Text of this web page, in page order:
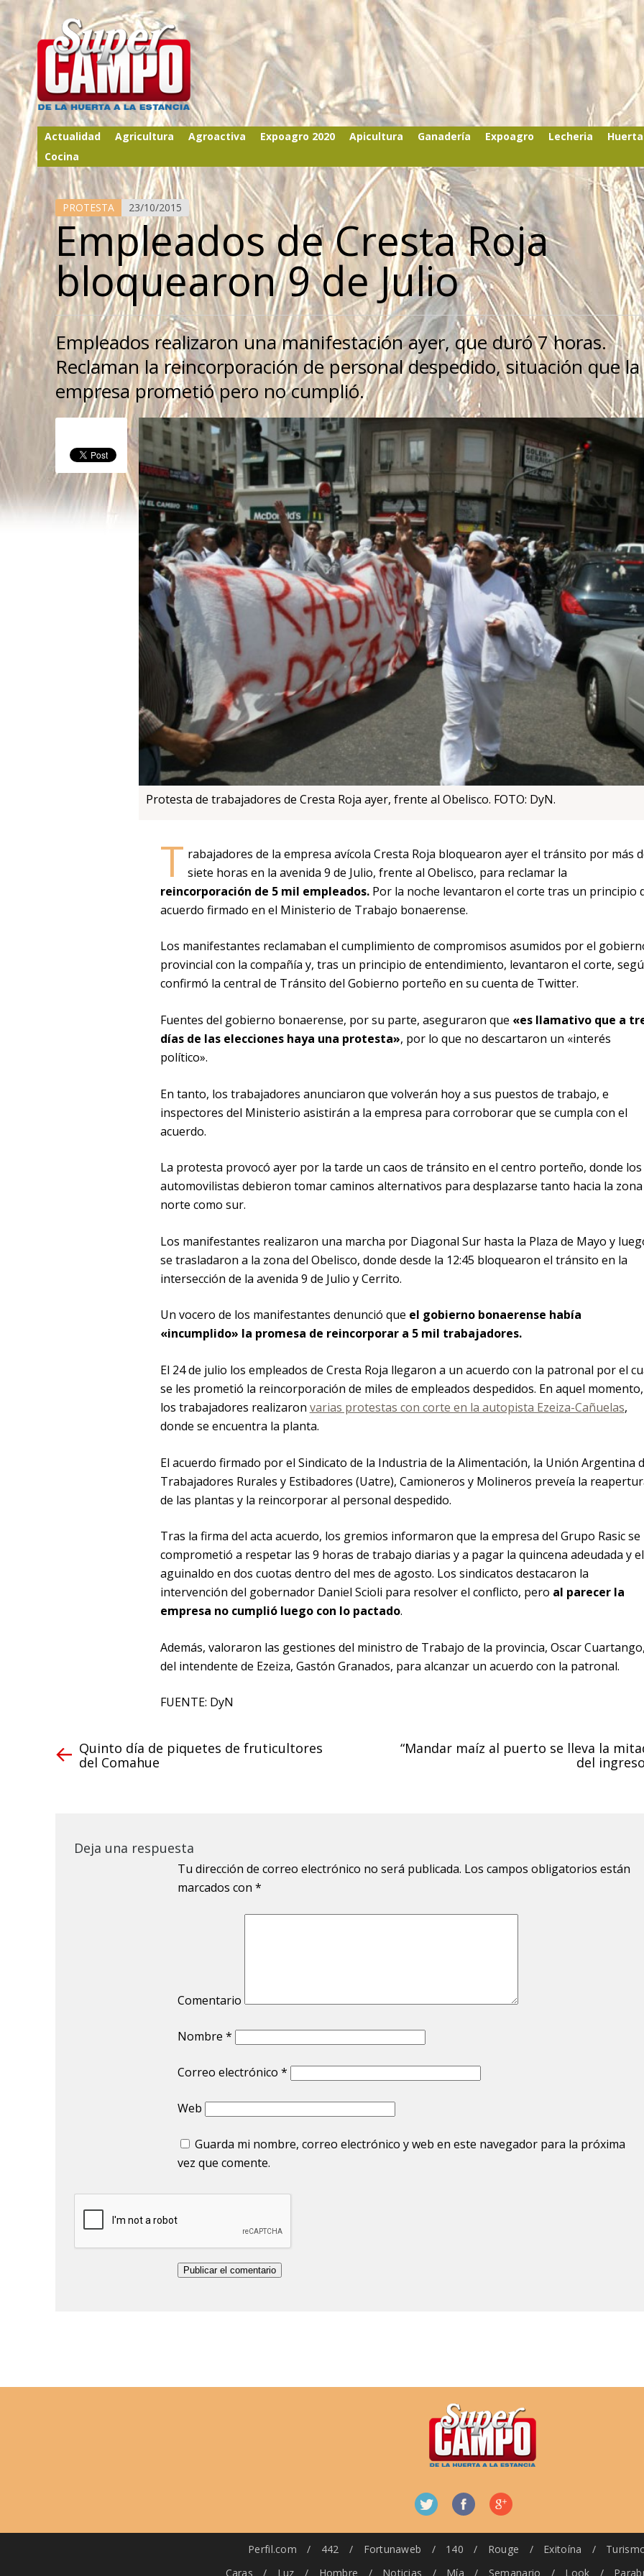
Actualidad Agricultura Agroactiva Expoagro 2020 Apicultura Ganadería Expoagro Lecheria
Cocina
PROTESTA 23/10/2015
Empleados de Cresta Roja
bloquearon 9 de Julio
Empleados realizaron una manifestación ayer, que duró 7 horas.
Reclaman la reincorporación de personal despedido, situación que la
empresa prometió pero no cumplió.
Protesta de trabajadores de Cresta Roja ayer, frente al Obelisco. FOTO: DyN.
T rabajadores de la empresa avícola Cresta Roja bloquearon ayer el tránsito por más
siete horas en la avenida 9 de Julio, frente al Obelisco, para reclamar la
reincorporación de 5 mil empleados.Por la noche levantaron el corte tras un principio
acuerdo firmado en el Ministerio de Trabajo bonaerense.
Los manifestantes reclamaban el cumplimiento de compromisos asumidos por el
provincial con la compañía y, tras un principio de entendimiento, levantaron el corte,
confirmó la central de Tránsito del Gobierno porteño en su cuenta de Twitter.
Fuentes del gobierno bonaerense, por su parte, aseguraron que «es llamativo que a
días de las elecciones haya una protesta», por lo que no descartaron un «interés
político».
En tanto, los trabajadores anunciaron que volverán hoy a sus puestos de trabajo, e
inspectores del Ministerio asistirán a la empresa para corroborar que se cumpla con el
acuerdo.
La protesta provocó ayer por la tarde un caos de tránsito en el centro porteño, donde los
automovilistas debieron tomar caminos alternativos para desplazarse tanto hacia la zona
norte como sur.
Los manifestantes realizaron una marcha por Diagonal Sur hasta la Plaza de Mayo y
se trasladaron a la zona del Obelisco, donde desde la 12:45 bloquearon el tránsito en la
intersección de la avenida 9 de Julio y Cerrito.
Un vocero de los manifestantes denunció que el gobierno bonaerense había
«incumplido» la promesa de reincorporar a 5 mil trabajadores.
El 24 de julio los empleados de Cresta Roja llegaron a un acuerdo con la patronal por el
se les prometió la reincorporación de miles de empleados despedidos. En aquel momento,
los trabajadores realizaron varias protestas con corte en la autopista Ezeiza-Cañuelas,
donde se encuentra la planta.
El acuerdo firmado por el Sindicato de la Industria de la Alimentación, la Unión Argentina
Trabajadores Rurales y Estibadores (Uatre), Camioneros y Molineros preveía la
de las plantas y la reincorporar al personal despedido.
Tras la firma del acta acuerdo, los gremios informaron que la empresa del Grupo Rasic se
comprometió a respetar las 9 horas de trabajo diarias y a pagar la quincena adeudada y el
aguinaldo en dos cuotas dentro del mes de agosto. Los sindicatos destacaron la
intervención del gobernador Daniel Scioli para resolver el conflicto, pero al parecer la
empresa no cumplió luego con lo pactado.
Además, valoraron las gestiones del ministro de Trabajo de la provincia, Oscar
del intendente de Ezeiza, Gastón Granados, para alcanzar un acuerdo con la patronal.
FUENTE: DyN
Quinto día de piquetes de fruticultores
del Comahue
“Mandar maíz al puerto se lleva la
del
Deja una respuesta
Tu dirección de correo electrónico no será publicada. Los campos obligatorios están
marcados con *
Comentario
Nombre *
Correo electrónico *
Web
Guarda mi nombre, correo electrónico y web en este navegador para la próxima
vez que comente.
Perfil.com / 442 / Fortunaweb / 140 / Rouge / Exitoína /
Caras
/ Luz / Hombre / Noticias / Mía / Semanario / Look /